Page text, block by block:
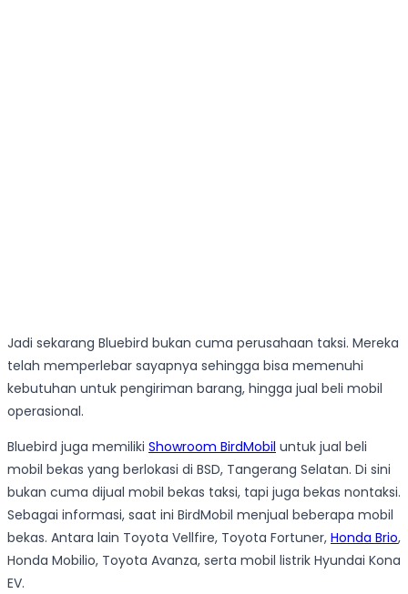
Jadi sekarang Bluebird bukan cuma perusahaan taksi. Mereka
telah memperlebar sayapnya sehingga bisa memenuhi
kebutuhan untuk pengiriman barang, hingga jual beli mobil
operasional.
Bluebird juga memiliki Showroom BirdMobil untuk jual beli
mobil bekas yang berlokasi di BSD, Tangerang Selatan. Di sini
bukan cuma dijual mobil bekas taksi, tapi juga bekas nontaksi.
Sebagai informasi, saat ini BirdMobil menjual beberapa mobil
bekas. Antara lain Toyota Vellfire, Toyota Fortuner, Honda Brio,
Honda Mobilio, Toyota Avanza, serta mobil listrik Hyundai Kona
EV.